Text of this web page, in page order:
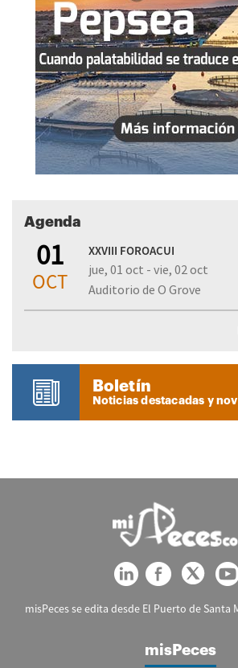
Agenda
01
OCT
XXVIII FOROACUI
jue, 01 oct - vie, 02 oct
Auditorio de O Grove
Boletín
Noticias destacadas y
misPeces se edita desde El Puerto de Santa
misPeces